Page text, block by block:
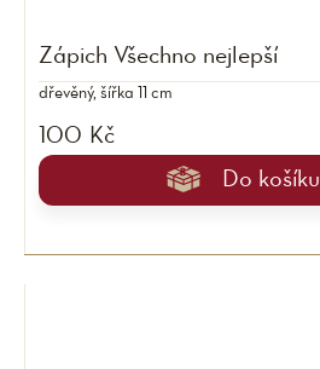
Zápich Všechno nejlepší
100 Kč
Do košíku
dřevěný, šířka 11 cm